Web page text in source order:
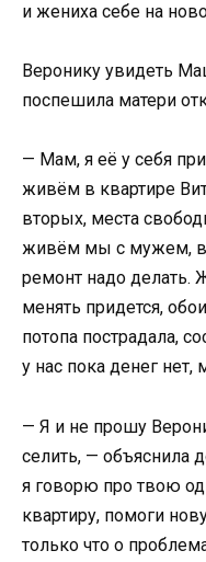
и жениха себе на
Веронику увидеть
поспешила матери
— Мам, я её у себя
живём в квартире
вторых, места
живём мы с мужем, во
ремонт надо делать.
менять придется,
потопа пострадала,
у нас пока денег
— Я и не прошу
селить, — объяснила
я говорю про твою
квартиру, помоги
только что о